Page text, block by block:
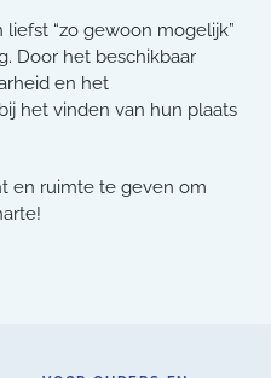
“zo gewoon mogelijk”
Door het beschikbaar
en het
het vinden van hun plaats
en ruimte te geven om